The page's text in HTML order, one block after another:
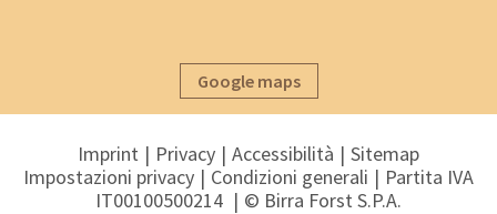
Google maps
Imprint Privacy Accessibilità
Sitemap
Impostazioni privacy
Condizioni generali
Partita IVA
IT00100500214
© Birra Forst S.P.A.